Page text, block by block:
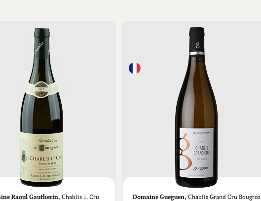
Raoul Gautherin, Chablis 1. Cru
Domaine Gueguen, Chablis Grand Cru Bougros